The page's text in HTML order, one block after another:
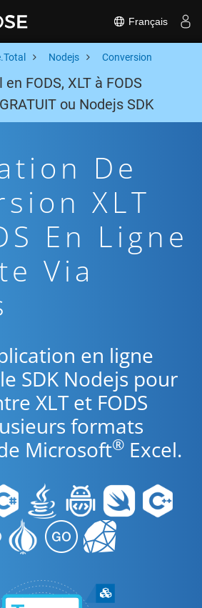
Français
Nodejs Conversion
FODS, XLT à FODS
ou Nodejs SDK
De
XLT
En Ligne
Via
en ligne
SDK Nodejs pour
XLT et FODS
formats
Microsoft® Excel.